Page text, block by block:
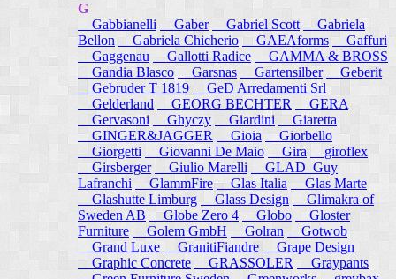
G
Gabbianelli
Gaber Gabriel Scott
Gabriela
Bellon
Gabriela Chicherio GAEAforms
Gaffuri
Gaggenau
Gallotti Radice
GAMMA & BROSS
Gandia Blasco
Garsnas Gartensilber
Geberit
Gebruder T 1819
GeD Arredamenti Srl
Gelderland
GEORG BECHTER
GERA
Gervasoni
Ghyczy Giardini
Giaretta
GINGER&JAGGER
Gioia
Giorbello
Giorgetti
Giovanni De Maio Gira
giroflex
Girsberger
Giulio Marelli
GLAD_Guy
Lafranchi
GlammFire Glas Italia
Glas Marte
Glashutte Limburg
Glass Design
Glimakra of
Sweden AB
Globe Zero 4 Globo
Gloster
Furniture
Golem GmbH Golran
Gotwob
Grand Luxe
GranitiFiandre
Grape Design
Graphic Concrete
GRASSOLER
Graypants